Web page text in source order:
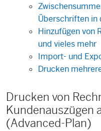
Überschriften in
Hinzufügen von
und vieles mehr
Import- und
Drucken
Drucken von
Kundenauszügen
(Advanced-Plan)